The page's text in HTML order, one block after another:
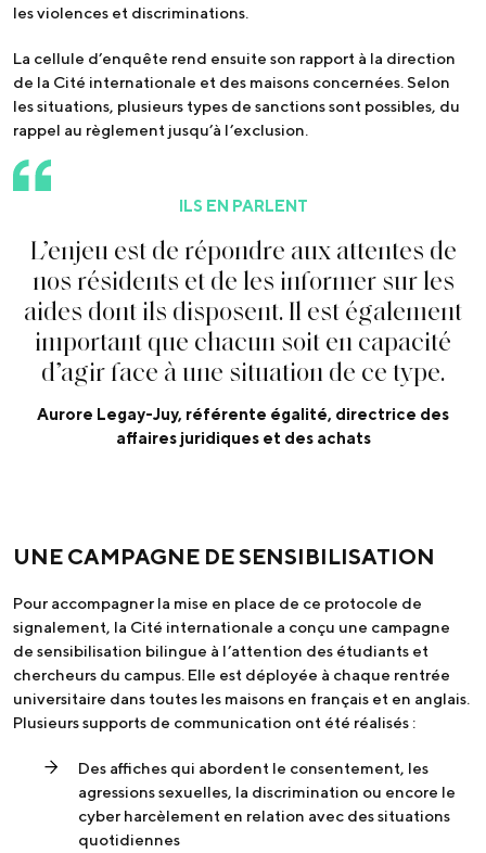
les violences et discriminations.
La cellule d’enquête rend ensuite son rapport à la direction
de la Cité internationale et des maisons concernées. Selon
les situations, plusieurs types de sanctions sont possibles, du
rappel au règlement jusqu’à l’exclusion.
ILS EN PARLENT
L’enjeu est de répondre aux attentes de
nos résidents et de les informer sur les
aides dontils disposent.Il estégalement
importantque chacun soiten capacité
d’agirface àune situation de cetype.
Aurore Legay-Juy, référente égalité, directrice des
affaires juridiques et des achats
UNE CAMPAGNE DE SENSIBILISATION
Pour accompagner la mise en place de ce protocole de
signalement, la Cité internationale a conçu une campagne
de sensibilisation bilingue à l’attention des étudiants et
chercheurs du campus. Elle est déployée à chaque rentrée
universitaire dans toutes les maisons en français et en anglais.
Plusieurs supports de communication ont été réalisés :
Des affiches qui abordent le consentement, les
agressions sexuelles, la discrimination ou encore le
cyber harcèlement en relation avec des situations
quotidiennes